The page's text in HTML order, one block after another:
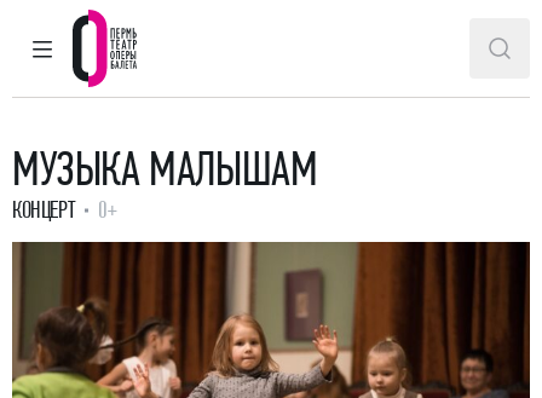
ГЛАВНОЕ МЕНЮ
Пермский театр оперы и балета
МУЗЫКА МАЛЫШАМ
КОНЦЕРТ 0+